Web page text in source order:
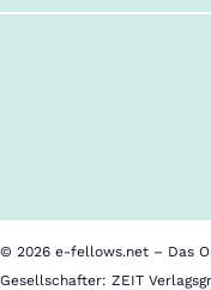
© 2026 e-fellows.net – Das
Gesellschafter: ZEIT